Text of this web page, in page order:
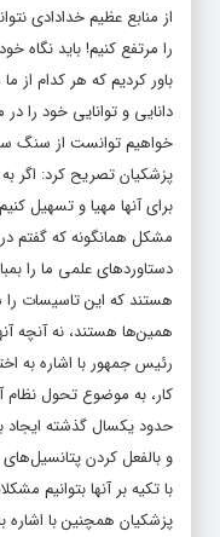
از منابع عظیم خدادادی
را مرتفع کنیم! باید نگاه
باور کردیم که هر کدام از
دانایی و توانایی خود را
خواهیم توانست از سنگ
پزشکیان تصریح کرد: اگر
برای آنها مهیا و تسهیل
مشکل همانگونه که گفتم
دستاوردهای علمی ما را
هستند که این تاسیسات
همین‌ها هستند، ‌نه آنچه
رئیس جمهور با اشاره به
کار، به موضوع تحول
حدود یکسال گذشته
و بالفعل کردن
با تکیه بر آنها بتوانیم
پزشکیان همچنین با